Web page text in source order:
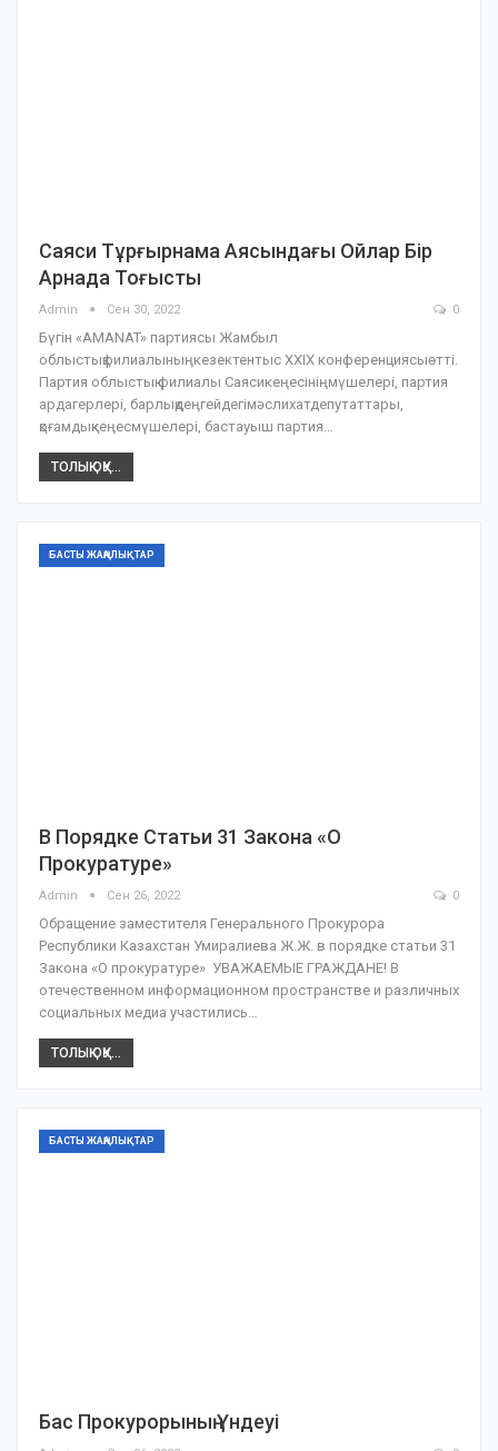
Саяси Тұрғырнама Аясындағы Ойлар Бір
Арнада Тоғысты
Admin Сен 30, 2022 0
Бүгін «AMANAT» партиясы Жамбыл
облыстықфилиалыныңкезектентыс ХХІХ конференциясыөтті.
Партия облыстық филиалы Саясикеңесініңмүшелері, партия
ардагерлері, барлықдеңгейдегімәслихатдепутаттары,
қоғамдықкеңесмүшелері, бастауыш партия…
ТОЛЫҚ ОҚУ...
БАСТЫ ЖАҢАЛЫҚТАР
В Порядке Статьи 31 Закона «О
Прокуратуре»
Admin Сен 26, 2022 0
Обращение заместителя Генерального Прокурора
Республики Казахстан Умиралиева Ж.Ж. в порядке статьи 31
Закона «О прокуратуре» УВАЖАЕМЫЕ ГРАЖДАНЕ! В
отечественном информационном пространстве и различных
социальных медиа участились…
ТОЛЫҚ ОҚУ...
БАСТЫ ЖАҢАЛЫҚТАР
Бас Прокурорының Үндеуі